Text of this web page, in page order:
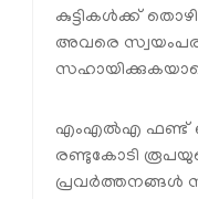
കുട്ടികൾക്ക്
അവരെ
എംഎൽഎ ഫണ്ട്
രണ്ടുകോടി
പ്രവർത്തനങ്ങൾ